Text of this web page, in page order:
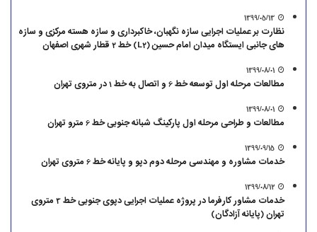
1399/05/13
نظارت بر عملیات اجرایی سازه نگهبان، خاکبرداری و سازه هسته مرکزی و سازه
های جانبی ایستگاه میدان امام حسین (L2) خط 2 قطار شهری اصفهان
1399/08/01
مطالعات مرحله اول توسعه خط 6 و اتصال به خط 1 در متروی تهران
1399/08/01
مطالعات و طراحی مرحله اول پارکینگ شبانه جنوبی خط 6 مترو تهران
1399/09/15
خدمات مشاوره و مهندسی مرحله دوم دپو و پایانه خط 6 متروی تهران
1399/08/12
خدمات مشاور کارفرما در پروژه عملیات اجرایی دپوی جنوبی خط 3 متروی
تهران (پایانه آزادگان)